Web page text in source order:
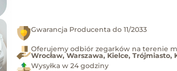
Gwarancja Producenta do 11/2033
Oferujemy odbiór zegarków na terenie
Wrocław, Warszawa, Kielce,
Wysyłka w 24 godziny